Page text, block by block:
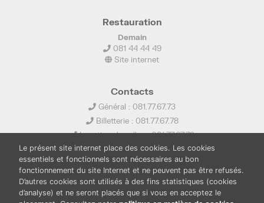
Restauration
Demain
081 44 44 49
Site internet
Contacts
Général : 081.77.67.73
Billetterie : 081.77.67.78
Location de salles : 081.77.67.79
info@ledelta.be
Le présent site internet place des cookies. Les cookies
essentiels et fonctionnels sont nécessaires au bon
fonctionnement du site Internet et ne peuvent pas être refusés.
D’autres cookies sont utilisés à des fins statistiques (cookies
d’analyse) et ne seront placés que si vous en acceptez le